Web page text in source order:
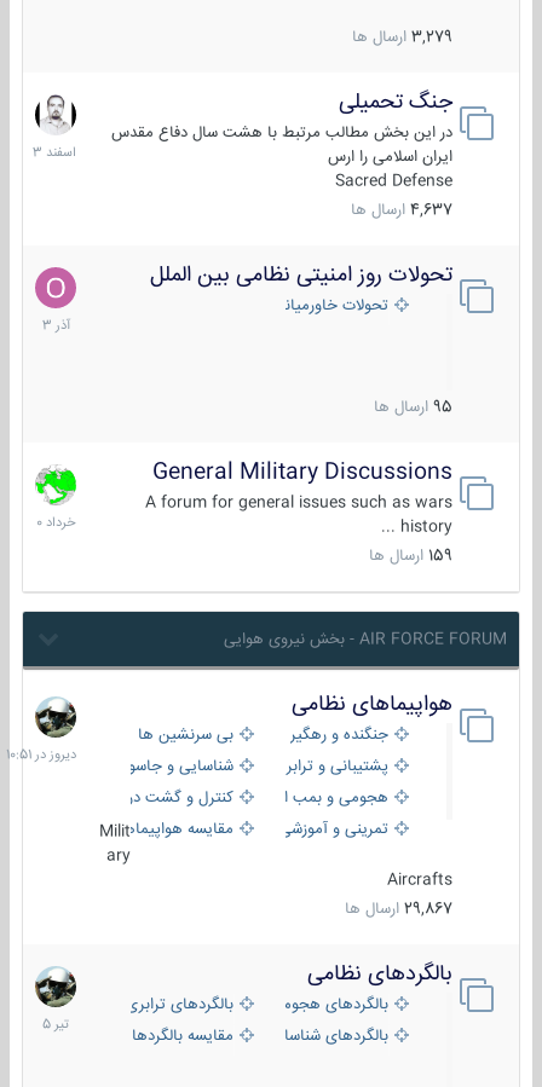
3,279 ارسال ها
جنگ تحمیلی
در این بخش مطالب مرتبط با هشت سال دفاع مقدس
ایران اسلامی را ارس
Sacred Defense
4,637 ارسال ها
20
اسفند
1403
تحولات روز امنیتی نظامی بین الملل
تحولات خاورمیانه
95 ارسال ها
21
آذر
1403
General Military Discussions
A forum for general issues such as wars
history ...
159 ارسال ها
10
خرداد
1400
AIR FORCE FORUM - بخش نیروی هوایی
هواپیماهای نظامی
جنگنده و رهگیر
بی سرنشین ها
پشتیبانی و ترابری
شناسایی و جاسوسی
هجومی و بمب افکن
کنترل و گشت دریایی
تمرینی و آموزشی
مقایسه هواپیماهاMilit
ary
Aircrafts
29,867 ارسال ها
دیروز
در
10:51
بالگردهای نظامی
بالگردهای هجومی
بالگردهای ترابری
بالگردهای شناسایی
مقایسه بالگردها
22
تیر
1405